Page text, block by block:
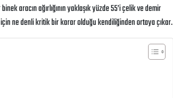
aracın ağırlığının yaklaşık yüzde 55’i çelik ve demir
ne denli kritik bir karar olduğu kendiliğinden ortaya çıkar.